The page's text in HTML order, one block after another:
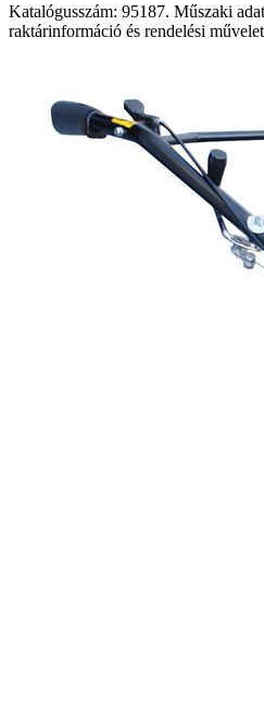
Katalógusszám: 95187. Műszaki
raktárinformáció és rendelési